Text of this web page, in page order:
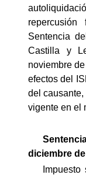
Sentencia
Castilla y
noviembre
efectos del
del causante,
vigente en el
diciembre